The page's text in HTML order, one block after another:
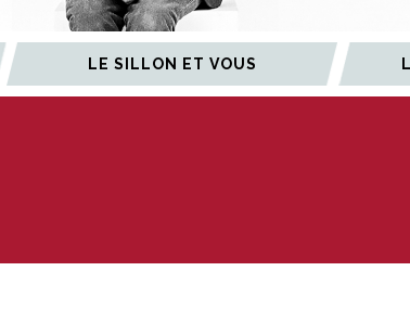
LE SILLON ET VOUS